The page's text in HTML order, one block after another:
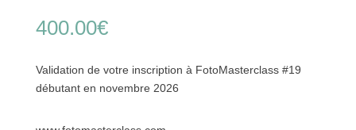
400.00€
Validation de votre inscription à FotoMasterclass #19
débutant en novembre 2026